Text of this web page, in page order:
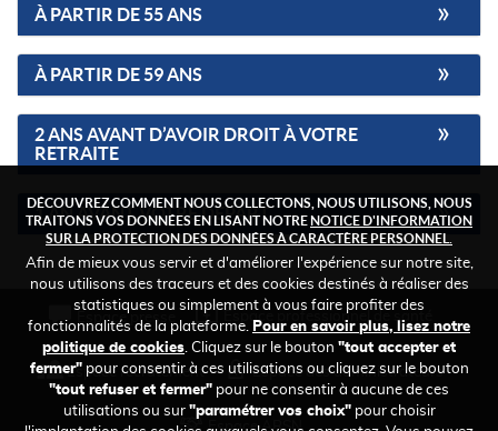
À PARTIR DE 55 ANS
À PARTIR DE 59 ANS
2 ANS AVANT D’AVOIR DROIT À VOTRE
RETRAITE
1 AN AVANT VOTRE DÉPART
FOOTER
TOP
Espace presse Espace professionnel de santé
Espace recrutement Espace des administrateurs
Espace ARSN
DÉCOUVREZ COMMENT NOUS COLLECTONS, NOUS UTILISONS, NOUS
TRAITONS VOS DONNÉES EN LISANT NOTRENOTICE D'INFORMATION
SUR LA PROTECTION DES DONNÉES À CARACTÈRE PERSONNEL.
Afin de mieux vous servir et d'améliorer l'expérience sur notre site,
nous utilisons des traceurs et des cookies destinés à réaliser des
statistiques ou simplement à vous faire profiter des
fonctionnalités de la plateforme. Pour en savoir plus, lisez notre
politique de cookies. Cliquez sur le bouton "tout accepter et
fermer"pour consentir à ces utilisations ou cliquez sur le bouton
"tout refuser et fermer" pour ne consentir à aucune de ces
utilisations ou sur "paramétrer vos choix"pour choisir